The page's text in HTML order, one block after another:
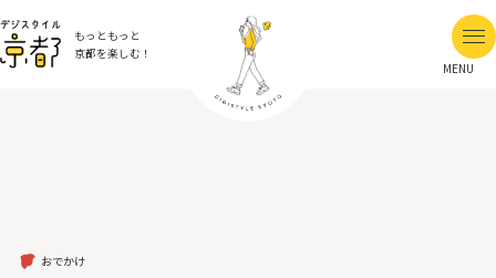
もっともっと
京都を楽しむ！
MENU
おでかけ